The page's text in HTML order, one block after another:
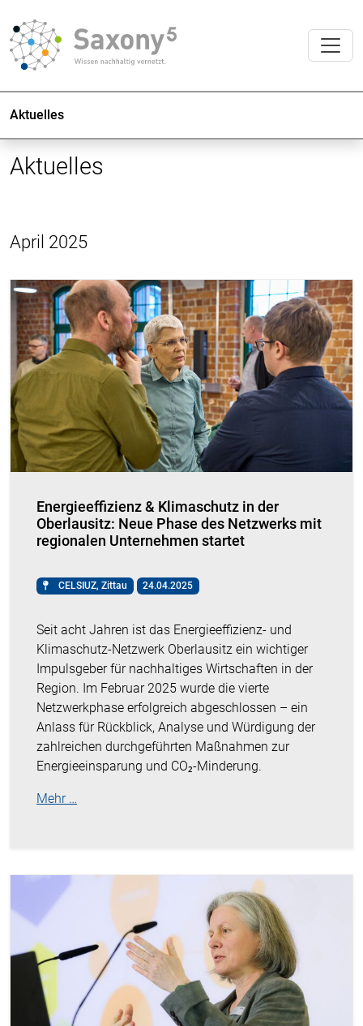
Aktuelles
Aktuelles
April 2025
Energieeffizienz & Klimaschutz in der
Oberlausitz: Neue Phase des Netzwerks mit
regionalen Unternehmen startet
CELSIUZ, Zittau 24.04.2025
Seit acht Jahren ist das Energieeffizienz- und
Klimaschutz-Netzwerk Oberlausitz ein wichtiger
Impulsgeber für nachhaltiges Wirtschaften in der
Region. Im Februar 2025 wurde die vierte
Netzwerkphase erfolgreich abgeschlossen – ein
Anlass für Rückblick, Analyse und Würdigung der
zahlreichen durchgeführten Maßnahmen zur
Energieeinsparung und CO₂-Minderung.
Mehr …